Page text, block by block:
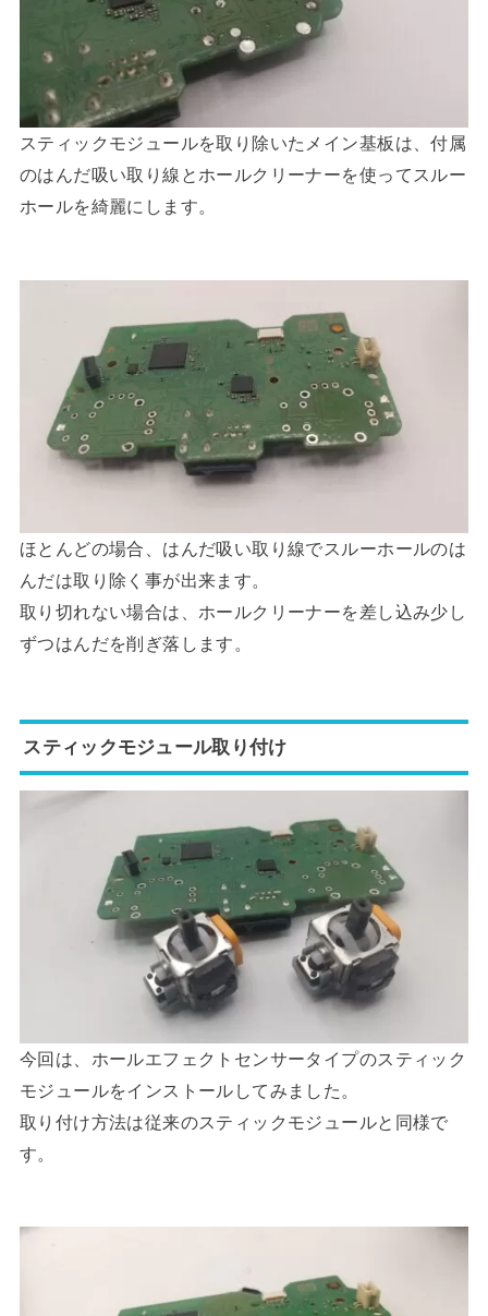
スティックモジュールを取り除いたメイン基板は、付属
のはんだ吸い取り線とホールクリーナーを使ってスルー
ホールを綺麗にします。
ほとんどの場合、はんだ吸い取り線でスルーホールのは
んだは取り除く事が出来ます。
取り切れない場合は、ホールクリーナーを差し込み少し
ずつはんだを削ぎ落します。
スティックモジュール取り付け
今回は、ホールエフェクトセンサータイプのスティック
モジュールをインストールしてみました。
取り付け方法は従来のスティックモジュールと同様で
す。